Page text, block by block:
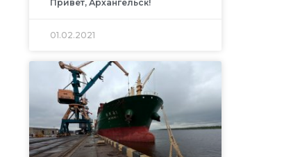
Привет, Архангельск!
01.02.2021